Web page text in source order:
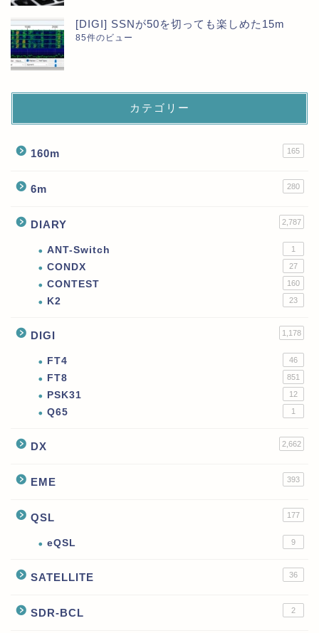
[DIGI] SSNが50を切っても楽しめた15m
85件のビュー
カテゴリー
160m 165
6m 280
DIARY 2,787
ANT-Switch 1
CONDX 27
CONTEST 160
K2 23
DIGI 1,178
FT4 46
FT8 851
PSK31 12
Q65 1
DX 2,662
EME 393
QSL 177
eQSL 9
SATELLITE 36
SDR-BCL 2